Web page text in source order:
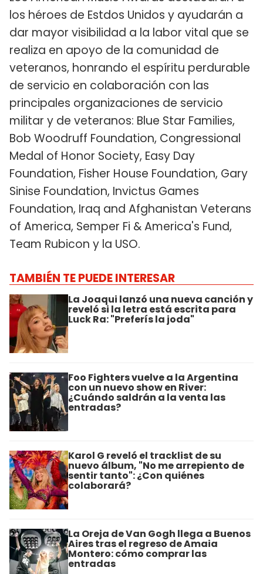
los héroes de Estdos Unidos y ayudarán a
dar mayor visibilidad a la labor vital que se
realiza en apoyo de la comunidad de
veteranos, honrando el espíritu perdurable
de servicio en colaboración con las
principales organizaciones de servicio
militar y de veteranos: Blue Star Families,
Bob Woodruff Foundation, Congressional
Medal of Honor Society, Easy Day
Foundation, Fisher House Foundation, Gary
Sinise Foundation, Invictus Games
Foundation, Iraq and Afghanistan Veterans
of America, Semper Fi & America's Fund,
Team Rubicon y la USO.
TAMBIÉN TE PUEDE INTERESAR
La Joaqui lanzó una nueva canción y
reveló si la letra está escrita para
Luck Ra: "Preferís la joda"
Foo Fighters vuelve a la Argentina
con un nuevo show en River:
¿Cuándo saldrán a la venta las
entradas?
Karol G reveló el tracklist de su
nuevo álbum, "No me arrepiento de
sentir tanto": ¿Con quiénes
colaborará?
La Oreja de Van Gogh llega a Buenos
Aires tras el regreso de Amaia
Montero: cómo comprar las
entradas